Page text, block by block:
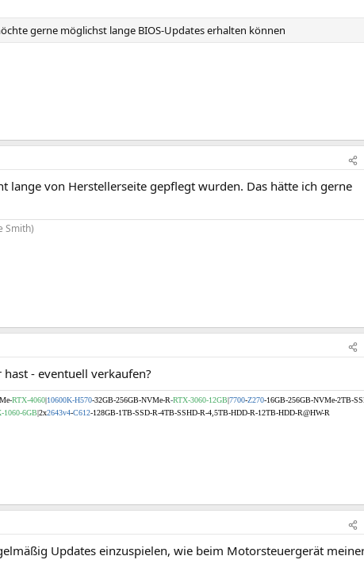
gerne möglichst lange BIOS-Updates erhalten können
lange von Herstellerseite gepflegt wurden. Das hätte ich gerne
Smith)
- eventuell verkaufen?
RTX-4060|10600K-H570-32GB-256GB-NVMe-R-RTX-3060-12GB|7700-Z270-16GB-256GB-NVMe-2TB-
1060-6GB|2x2643v4-C612-128GB-1TB-SSD-R-4TB-SSHD-R-4,5TB-HDD-R-12TB-HDD-R@HW-R
Updates einzuspielen, wie beim Motorsteuergerät